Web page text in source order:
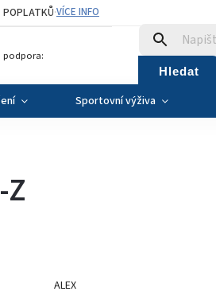
POPLATKŮ·VÍCE INFO
podpora:
Hledat
Sportovní výživa
ALEX